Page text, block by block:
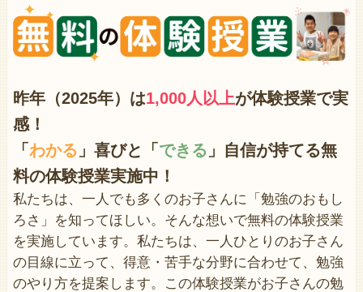
昨年（2025年）は1,000人以上が体験授業で実
感！
「 わかる 」喜びと「 できる 」自信が持てる無
料の体験授業実施中！
私たちは、一人でも多くのお子さんに「勉強のおもし
ろさ」を知ってほしい。そんな想いで無料の体験授業
を実施しています。私たちは、一人ひとりのお子さん
の目線に立って、得意・苦手な分野に合わせて、勉強
のやり方を提案します。この体験授業がお子さんの勉